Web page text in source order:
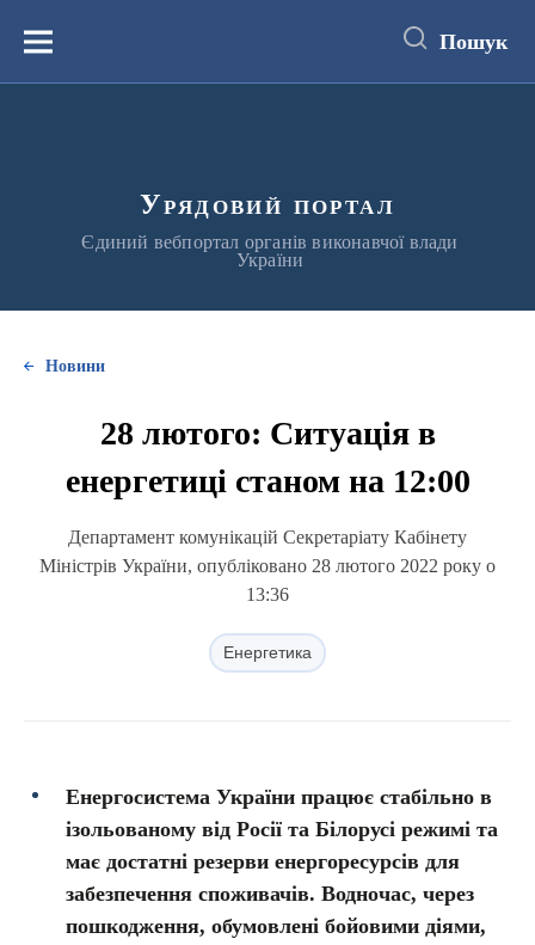
вмістуМеню Пошук
Урядовий портал
Єдиний вебпортал органів виконавчої влади
України
Новини
28 лютого: Ситуація в
енергетиці станом на 12:00
Департамент комунікацій Секретаріату Кабінету
Міністрів України, опубліковано 28 лютого 2022 року о
13:36
Енергетика
Енергосистема України працює стабільно в
ізольованому від Росії та Білорусі режимі та
має достатні резерви енергоресурсів для
забезпечення споживачів. Водночас, через
пошкодження, обумовлені бойовими діями,